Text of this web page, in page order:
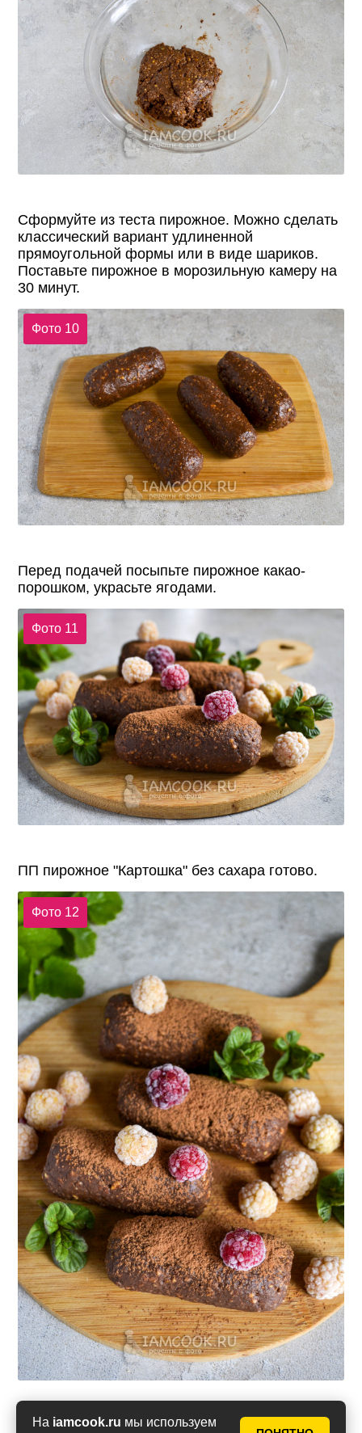
На iamcook.ru мы используем
Сформуйте из теста пирожное. Можно сделать
классический вариант удлиненной
прямоугольной формы или в виде шариков.
Поставьте пирожное в морозильную камеру на
30 минут.
Фото 10
Перед подачей посыпьте пирожное какао-
порошком, украсьте ягодами.
Фото 11
ПП пирожное "Картошка" без сахара готово.
Фото 12
Приятного аппетита!